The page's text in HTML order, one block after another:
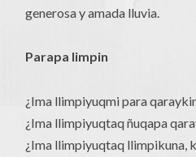
generosa y amada lluvia.
Parapa limpin
¿Ima llimpiyuqmi para
¿Ima llimpiyuqtaq ñuqapa
¿Ima llimpiyuqtaq llimpikuna,